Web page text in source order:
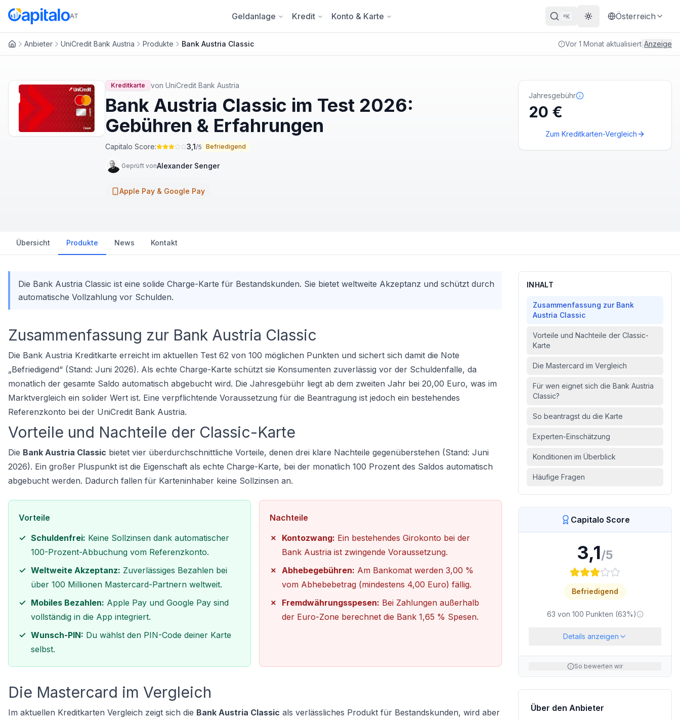
AT Geldanlage Kredit Konto & Karte ⌘K Theme wechseln
Österreich
Anbieter UniCredit Bank Austria Produkte Bank Austria Classic Vor 1 Monat aktualisiert Anzeige
Kreditkarte von UniCredit Bank Austria
Bank Austria Classic im Test 2026:
Gebühren & Erfahrungen
Capitalo Score: 3,1/5 Befriedigend
Geprüft vonAlexander Senger
Apple Pay & Google Pay
Jahresgebühr
20 €
Zum Kreditkarten-Vergleich
Übersicht Produkte News Kontakt
Die Bank Austria Classic ist eine solide Charge-Karte für Bestandskunden. Sie bietet weltweite Akzeptanz und schützt durch
automatische Vollzahlung vor Schulden.
Zusammenfassung zur Bank Austria Classic
Die Bank Austria Kreditkarte erreicht im aktuellen Test 62 von 100 möglichen Punkten und sichert sich damit die Note
„Befriedigend“ (Stand: Juni 2026). Als echte Charge-Karte schützt sie Konsumenten zuverlässig vor der Schuldenfalle, da
monatlich der gesamte Saldo automatisch abgebucht wird. Die Jahresgebühr liegt ab dem zweiten Jahr bei 20,00 Euro, was im
Marktvergleich ein solider Wert ist. Eine verpflichtende Voraussetzung für die Beantragung ist jedoch ein bestehendes
Referenzkonto bei der UniCredit Bank Austria.
Vorteile und Nachteile der Classic-Karte
Die Bank Austria Classic bietet vier überdurchschnittliche Vorteile, denen drei klare Nachteile gegenüberstehen (Stand: Juni
2026). Ein großer Pluspunkt ist die Eigenschaft als echte Charge-Karte, bei der monatlich 100 Prozent des Saldos automatisch
abgebucht werden. Dadurch fallen für Karteninhaber keine Sollzinsen an.
Vorteile
Schuldenfrei: Keine Sollzinsen dank automatischer
100-Prozent-Abbuchung vom Referenzkonto.
Weltweite Akzeptanz: Zuverlässiges Bezahlen bei
über 100 Millionen Mastercard-Partnern weltweit.
Mobiles Bezahlen: Apple Pay und Google Pay sind
vollständig in die App integriert.
Wunsch-PIN: Du wählst den PIN-Code deiner Karte
selbst.
Nachteile
Kontozwang: Ein bestehendes Girokonto bei der
Bank Austria ist zwingende Voraussetzung.
Abhebegebühren: Am Bankomat werden 3,00 %
vom Abhebebetrag (mindestens 4,00 Euro) fällig.
Fremdwährungsspesen: Bei Zahlungen außerhalb
der Euro-Zone berechnet die Bank 1,65 % Spesen.
Die Mastercard im Vergleich
Im aktuellen Kreditkarten Vergleich zeigt sich die Bank Austria Classic als verlässliches Produkt für Bestandskunden, wird aber
INHALT
Zusammenfassung zur Bank
Austria Classic
Vorteile und Nachteile der Classic-
Karte
Die Mastercard im Vergleich
Für wen eignet sich die Bank Austria
Classic?
So beantragst du die Karte
Experten-Einschätzung
Konditionen im Überblick
Häufige Fragen
Capitalo Score
3,1/5
Befriedigend
63 von 100 Punkten (63%)
Details anzeigen
So bewerten wir
Über den Anbieter